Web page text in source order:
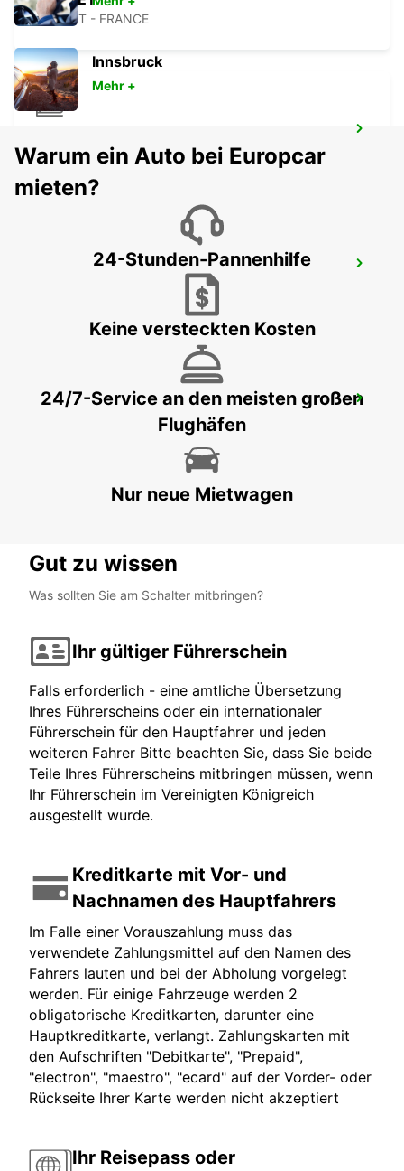
CHOLET - FRANCE
CHOLET - FRANCE
THOUARS
CHATEAUBRIANT
CHATEAUBRIANT - FRANCE
Innsbruck
Mehr +
Warum ein Auto bei Europcar
mieten?
24-Stunden-Pannenhilfe
Keine versteckten Kosten
24/7-Service an den meisten großen
Flughäfen
Nur neue Mietwagen
Gut zu wissen
Was sollten Sie am Schalter mitbringen?
Ihr gültiger Führerschein
Falls erforderlich - eine amtliche Übersetzung
Ihres Führerscheins oder ein internationaler
Führerschein für den Hauptfahrer und jeden
weiteren Fahrer Bitte beachten Sie, dass Sie beide
Teile Ihres Führerscheins mitbringen müssen, wenn
Ihr Führerschein im Vereinigten Königreich
ausgestellt wurde.
Kreditkarte mit Vor- und
Nachnamen des Hauptfahrers
Im Falle einer Vorauszahlung muss das
verwendete Zahlungsmittel auf den Namen des
Fahrers lauten und bei der Abholung vorgelegt
werden. Für einige Fahrzeuge werden 2
obligatorische Kreditkarten, darunter eine
Hauptkreditkarte, verlangt. Zahlungskarten mit
den Aufschriften "Debitkarte", "Prepaid",
"electron", "maestro", "ecard" auf der Vorder- oder
Rückseite Ihrer Karte werden nicht akzeptiert
Ihr Reisepass oder